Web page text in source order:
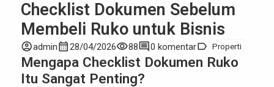
Checklist Dokumen Sebelum
Membeli Ruko untuk Bisnis
account_circleadmincalendar_month28/04/2026visibility88comment0 komentarlabel Properti
Mengapa Checklist Dokumen Ruko
Itu Sangat Penting?